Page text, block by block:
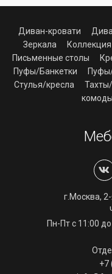
Диван-кровати
Зеркала
Письменные столы
Пуфы/Банкетки
Стулья/кресла
комоды
г.Москва,
Пн-Пт с 11:00
+7